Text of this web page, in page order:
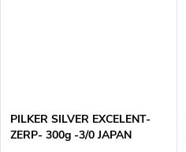
PILKER SILVER EXCELENT-
ZERP- 300g -3/0 JAPAN